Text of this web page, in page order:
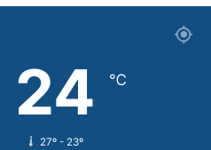
24 ℃
27º - 23º